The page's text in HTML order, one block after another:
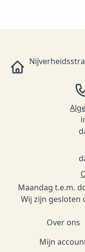
Maandag t.e.m.
Wij zijn gesloten
Over ons
Mijn